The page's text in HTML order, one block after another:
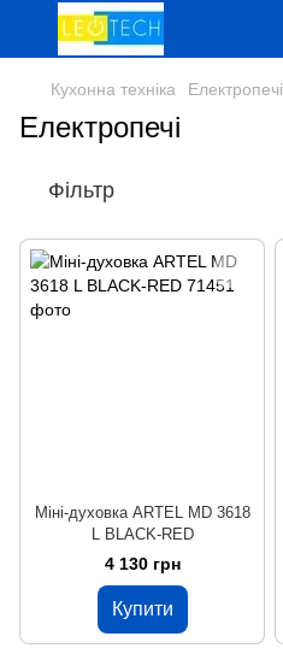
Кухонна техніка Електропечі
Електропечі
Фільтр
Міні-духовка ARTEL MD 3618
L BLACK-RED
4 130 грн
Купити